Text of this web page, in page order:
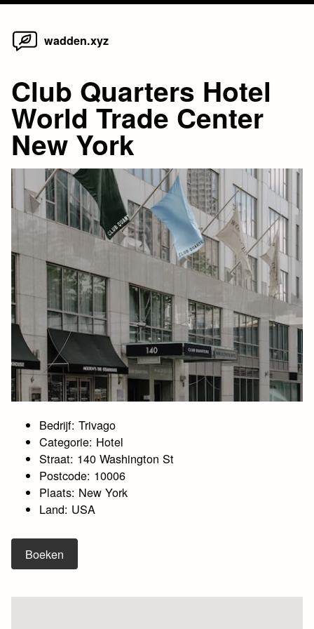
Skip
wadden.xyz
Club Quarters Hotel
World Trade Center
New York
Bedrijf: Trivago
Categorie: Hotel
Straat: 140 Washington St
Postcode: 10006
Plaats: New York
Land: USA
Boeken